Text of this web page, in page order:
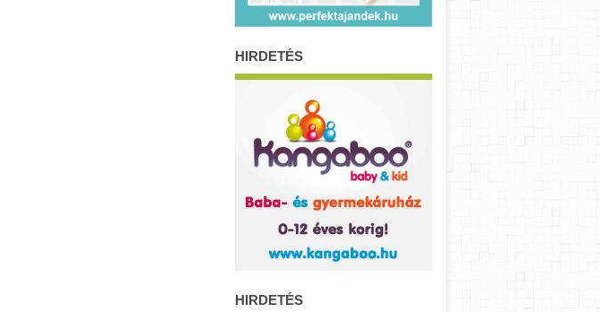
HIRDETÉS
HIRDETÉS